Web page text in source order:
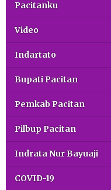
Pacitanku
Video
Indartato
Bupati Pacitan
Pemkab Pacitan
Pilbup Pacitan
Indrata Nur Bayuaji
COVID-19